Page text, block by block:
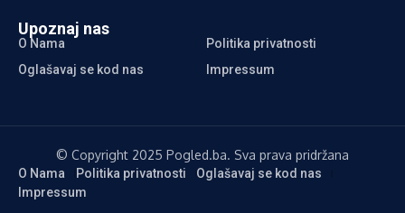
Upoznaj nas
O Nama
Politika privatnosti
Oglašavaj se kod nas
Impressum
© Copyright 2025 Pogled.ba. Sva prava pridržana
O Nama Politika privatnosti
Oglašavaj se kod nas
Impressum